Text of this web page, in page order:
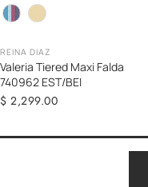
Color
REINA DIAZ
Valeria Tiered Maxi Falda
740962 EST/BEI
Precio
$ 2,299.00